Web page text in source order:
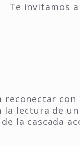
Te invitamos
reconectar con
la lectura de
la cascada